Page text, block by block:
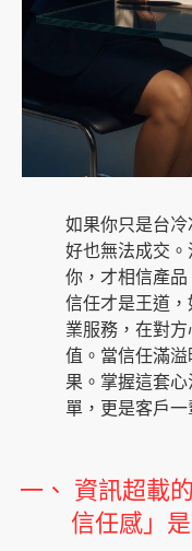
如果你只是台
好也無法成交
你，才相信產
信任才是王道
業服務，在對
值。當信任滿
果。掌握這套
單，更是客戶
一、 資訊超載
信任感」